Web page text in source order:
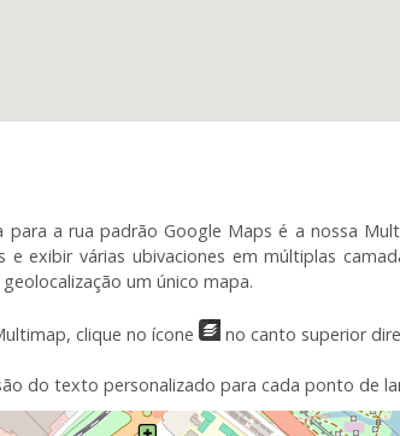
para a rua padrão Google Maps é a nossa
e exibir várias ubivaciones em múltiplas
geolocalização um único mapa.
, clique no ícone no canto superior
do texto personalizado para cada ponto de